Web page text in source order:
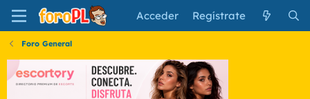
Acceder Regístrate
Foro General